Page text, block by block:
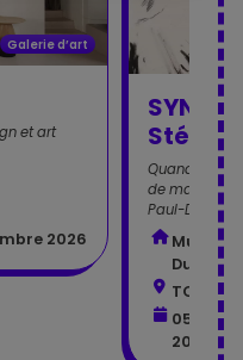
Galerie d’art
et art
2026
Quand les
de marbre
Paul-Dupuy
Musée
Dupuy
05 juin
2026